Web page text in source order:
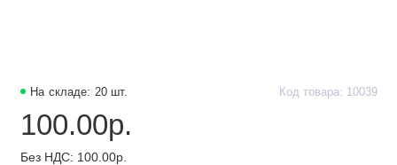
На складе: 20 шт. Код товара: 10039
100.00р.
Без НДС: 100.00р.